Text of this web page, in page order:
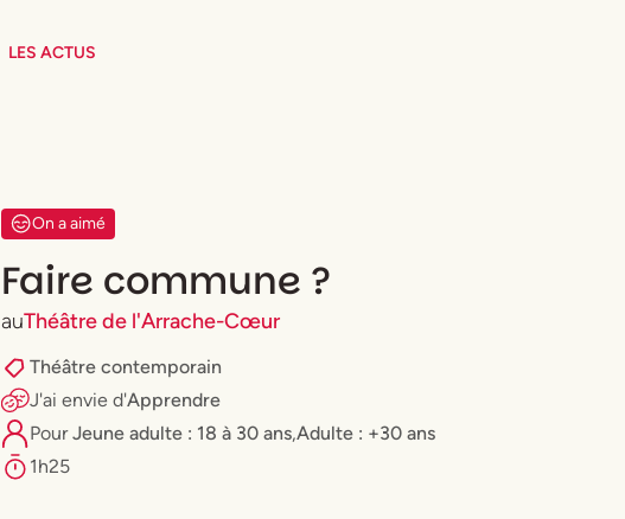
LES ACTUS
On a aimé
Faire commune ?
auThéâtre de l'Arrache-Cœur
Théâtre contemporain
J'ai envie d'Apprendre
Pour⁠Jeune adulte : 18 à 30 ans,Adulte : +30 ans
1h25